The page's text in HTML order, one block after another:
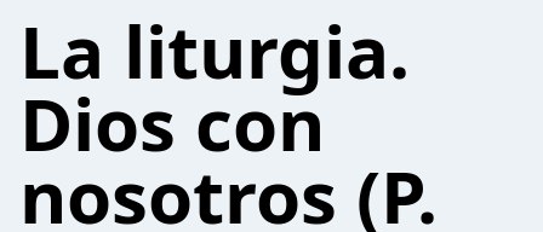
La liturgia.
Dios con
nosotros (P.